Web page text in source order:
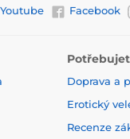
Youtube Facebook
Doprava a
Erotický
Recenze